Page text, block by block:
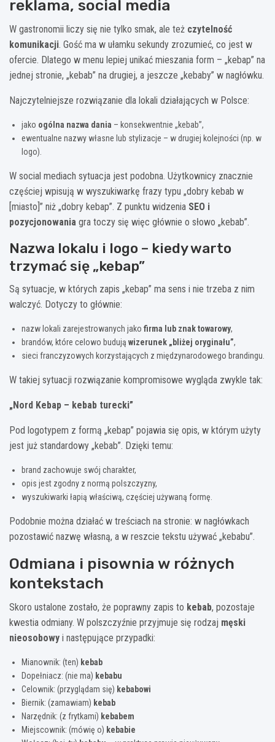
reklama, social media
W gastronomii liczy się nie tylko smak, ale też czytelność
komunikacji. Gość ma w ułamku sekundy zrozumieć, co jest w
ofercie. Dlatego w menu lepiej unikać mieszania form – „kebap” na
jednej stronie, „kebab” na drugiej, a jeszcze „kebaby” w nagłówku.
Najczytelniejsze rozwiązanie dla lokali działających w Polsce:
jako ogólna nazwa dania – konsekwentnie „kebab”,
ewentualne nazwy własne lub stylizacje – w drugiej kolejności (np. w
logo).
W social mediach sytuacja jest podobna. Użytkownicy znacznie
częściej wpisują w wyszukiwarkę frazy typu „dobry kebab w
[miasto]” niż „dobry kebap”. Z punktu widzenia SEO i
pozycjonowania gra toczy się więc głównie o słowo „kebab”.
Nazwa lokalu i logo – kiedy warto
trzymać się „kebap”
Są sytuacje, w których zapis „kebap” ma sens i nie trzeba z nim
walczyć. Dotyczy to głównie:
nazw lokali zarejestrowanych jako firma lub znak towarowy,
brandów, które celowo budują wizerunek „bliżej oryginału”,
sieci franczyzowych korzystających z międzynarodowego brandingu.
W takiej sytuacji rozwiązanie kompromisowe wygląda zwykle tak:
„Nord Kebap – kebab turecki”
Pod logotypem z formą „kebap” pojawia się opis, w którym użyty
jest już standardowy „kebab”. Dzięki temu:
brand zachowuje swój charakter,
opis jest zgodny z normą polszczyzny,
wyszukiwarki łapią właściwą, częściej używaną formę.
Podobnie można działać w treściach na stronie: w nagłówkach
pozostawić nazwę własną, a w reszcie tekstu używać „kebabu”.
Odmiana i pisownia w różnych
kontekstach
Skoro ustalone zostało, że poprawny zapis to kebab, pozostaje
kwestia odmiany. W polszczyźnie przyjmuje się rodzaj męski
nieosobowy i następujące przypadki:
Mianownik: (ten) kebab
Dopełniacz: (nie ma) kebabu
Celownik: (przyglądam się) kebabowi
Biernik: (zamawiam) kebab
Narzędnik: (z frytkami) kebabem
Miejscownik: (mówię o) kebabie